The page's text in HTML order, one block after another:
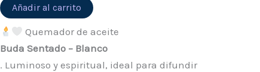
Añadir al carrito
Quemador de aceite
Buda Sentado – Blanco
. Luminoso y espiritual, ideal para difundir